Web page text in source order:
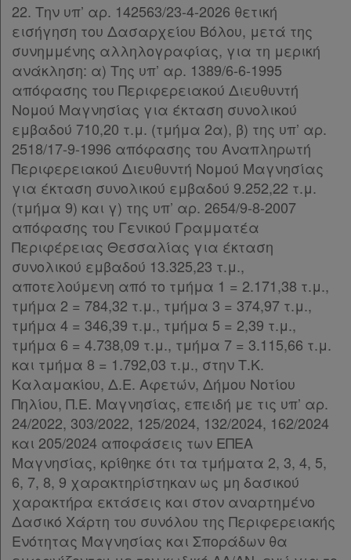
22. Την υπ’ αρ. 142563/23-4-2026 θετική
εισήγηση του Δασαρχείου Βόλου, μετά της
συνημμένης αλληλογραφίας, για τη μερική
ανάκληση: α) Της υπ’ αρ. 1389/6-6-1995
απόφασης του Περιφερειακού Διευθυντή
Νομού Μαγνησίας για έκταση συνολικού
εμβαδού 710,20 τ.μ. (τμήμα 2α), β) της υπ’ αρ.
2518/17-9-1996 απόφασης του Αναπληρωτή
Περιφερειακού Διευθυντή Νομού Μαγνησίας
για έκταση συνολικού εμβαδού 9.252,22 τ.μ.
(τμήμα 9) και γ) της υπ’ αρ. 2654/9-8-2007
απόφασης του Γενικού Γραμματέα
Περιφέρειας Θεσσαλίας για έκταση
συνολικού εμβαδού 13.325,23 τ.μ.,
αποτελούμενη από το τμήμα 1 = 2.171,38 τ.μ.,
τμήμα 2 = 784,32 τ.μ., τμήμα 3 = 374,97 τ.μ.,
τμήμα 4 = 346,39 τ.μ., τμήμα 5 = 2,39 τ.μ.,
τμήμα 6 = 4.738,09 τ.μ., τμήμα 7 = 3.115,66 τ.μ.
και τμήμα 8 = 1.792,03 τ.μ., στην Τ.Κ.
Καλαμακίου, Δ.Ε. Αφετών, Δήμου Νοτίου
Πηλίου, Π.Ε. Μαγνησίας, επειδή με τις υπ’ αρ.
24/2022, 303/2022, 125/2024, 132/2024, 162/2024
και 205/2024 αποφάσεις των ΕΠΕΑ
Μαγνησίας, κρίθηκε ότι τα τμήματα 2, 3, 4, 5,
6, 7, 8, 9 χαρακτηρίστηκαν ως μη δασικού
χαρακτήρα εκτάσεις και στον αναρτημένο
Δασικό Χάρτη του συνόλου της Περιφερειακής
Ενότητας Μαγνησίας και Σποράδων θα